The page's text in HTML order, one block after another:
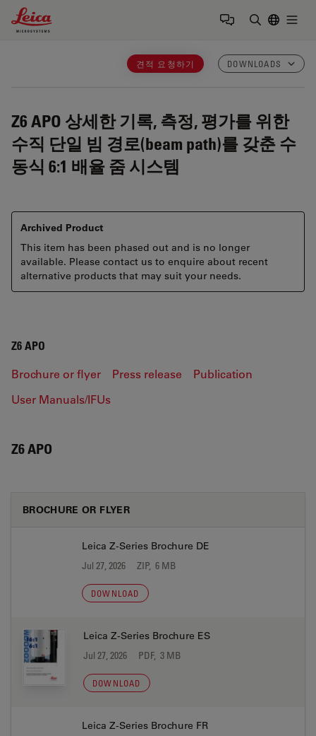
Leica Microsystems Logo
견적 요청하기 DOWNLOADS
Z6 APO 상세한 기록, 측정, 평가를 위한
수직 단일 빔 경로(beam path)를 갖춘 수
동식 6:1 배율 줌 시스템
Archived Product
This item has been phased out and is no longer
available. Please contact us to enquire about recent
alternative products that may suit your needs.
Z6 APO
Brochure or flyer Press release
Publication
User Manuals/IFUs
Z6 APO
BROCHURE OR FLYER
Leica Z-Series Brochure DE
Jul 27, 2026 ZIP, 6 MB
DOWNLOAD
Leica Z-Series Brochure ES
Jul 27, 2026 PDF, 3 MB
DOWNLOAD
Leica Z-Series Brochure FR